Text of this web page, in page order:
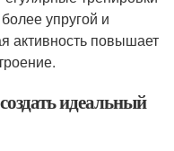
упругой и
активность повышает
идеальный